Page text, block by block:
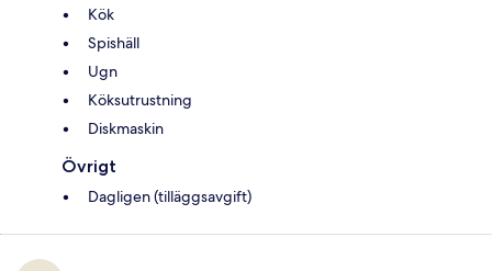
Kök
Spishäll
Ugn
Köksutrustning
Diskmaskin
Övrigt
Dagligen (tilläggsavgift)